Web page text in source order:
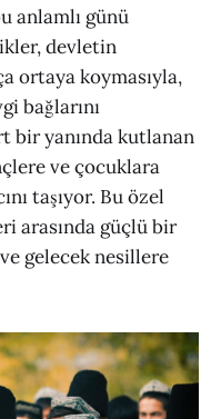
anlamlı günü
devletin
ortaya koymasıyla,
bağlarını
bir yanında kutlanan
ve çocuklara
taşıyor. Bu özel
arasında güçlü bir
gelecek nesillere